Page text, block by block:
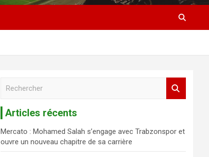
r
c
h
Articles récents
Mercato : Mohamed Salah s’engage avec Trabzonspor et
ouvre un nouveau chapitre de sa carrière